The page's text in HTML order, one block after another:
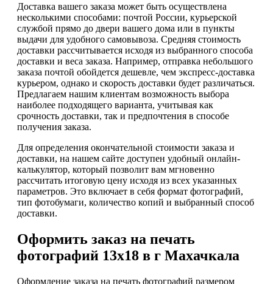
Доставка вашего заказа может быть осуществлена
несколькими способами: почтой России, курьерской
службой прямо до двери вашего дома или в пункты
выдачи для удобного самовывоза. Средняя стоимость
доставки рассчитывается исходя из выбранного способа
доставки и веса заказа. Например, отправка небольшого
заказа почтой обойдется дешевле, чем экспресс-доставка
курьером, однако и скорость доставки будет различаться.
Предлагаем нашим клиентам возможность выбора
наиболее подходящего варианта, учитывая как
срочность доставки, так и предпочтения в способе
получения заказа.
Для определения окончательной стоимости заказа и
доставки, на нашем сайте доступен удобный онлайн-
калькулятор, который позволит вам мгновенно
рассчитать итоговую цену исходя из всех указанных
параметров. Это включает в себя формат фотографий,
тип фотобумаги, количество копий и выбранный способ
доставки.
Оформить заказ на печать
фотографий 13х18 в г Махачкала
Оформление заказа на печать фотографий размером